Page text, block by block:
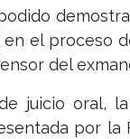
el proceso
del
juicio oral,
por la